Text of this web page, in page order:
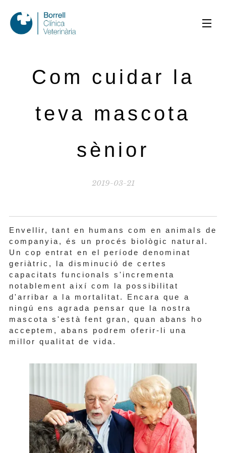
Com cuidar la
teva mascota
sènior
2019-03-21
Envellir, tant en humans com en animals de
companyia, és un procés biològic natural.
Un cop entrat en el període denominat
geriàtric, la disminució de certes
capacitats funcionals s'incrementa
notablement així com la possibilitat
d'arribar a la mortalitat. Encara que a
ningú ens agrada pensar que la nostra
mascota s'està fent gran, quan abans ho
acceptem, abans podrem oferir-li una
millor qualitat de vida.